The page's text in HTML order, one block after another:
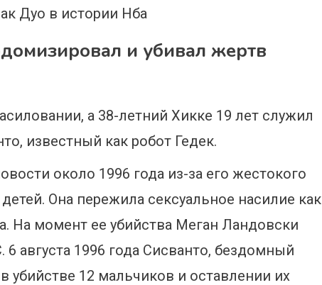
Дуо в истории Нба
и убивал жертв
а 38-летний Хикке 19 лет служил
известный как робот Гедек.
около 1996 года из-за его жестокого
Она пережила сексуальное насилие как
На момент ее убийства Меган Ландовски
августа 1996 года Сисванто, бездомный
убийстве 12 мальчиков и оставлении их